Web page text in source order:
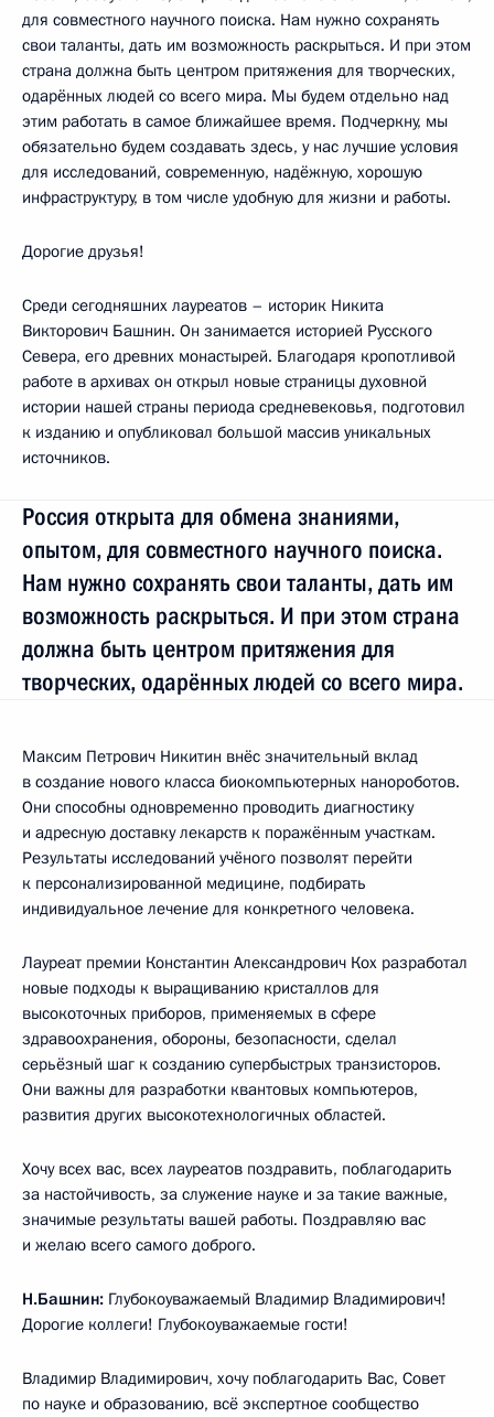
для совместного научного поиска. Нам нужно сохранять
свои таланты, дать им возможность раскрыться. И при этом
страна должна быть центром притяжения для творческих,
одарённых людей со всего мира. Мы будем отдельно над
этим работать в самое ближайшее время. Подчеркну, мы
обязательно будем создавать здесь, у нас лучшие условия
для исследований, современную, надёжную, хорошую
инфраструктуру, в том числе удобную для жизни и работы.
Дорогие друзья!
Среди сегодняшних лауреатов – историк Никита
Викторович Башнин. Он занимается историей Русского
Севера, его древних монастырей. Благодаря кропотливой
работе в архивах он открыл новые страницы духовной
истории нашей страны периода средневековья, подготовил
к изданию и опубликовал большой массив уникальных
источников.
Россия открыта для обмена знаниями,
опытом, для совместного научного поиска.
Нам нужно сохранять свои таланты, дать им
возможность раскрыться. И при этом страна
должна быть центром притяжения для
творческих, одарённых людей со всего мира.
Максим Петрович Никитин внёс значительный вклад
в создание нового класса биокомпьютерных нанороботов.
Они способны одновременно проводить диагностику
и адресную доставку лекарств к поражённым участкам.
Результаты исследований учёного позволят перейти
к персонализированной медицине, подбирать
индивидуальное лечение для конкретного человека.
Лауреат премии Константин Александрович Кох разработал
новые подходы к выращиванию кристаллов для
высокоточных приборов, применяемых в сфере
здравоохранения, обороны, безопасности, сделал
серьёзный шаг к созданию супербыстрых транзисторов.
Они важны для разработки квантовых компьютеров,
развития других высокотехнологичных областей.
Хочу всех вас, всех лауреатов поздравить, поблагодарить
за настойчивость, за служение науке и за такие важные,
значимые результаты вашей работы. Поздравляю вас
и желаю всего самого доброго.
Н.Башнин: Глубокоуважаемый Владимир Владимирович!
Дорогие коллеги! Глубокоуважаемые гости!
Владимир Владимирович, хочу поблагодарить Вас, Совет
по науке и образованию, всё экспертное сообщество